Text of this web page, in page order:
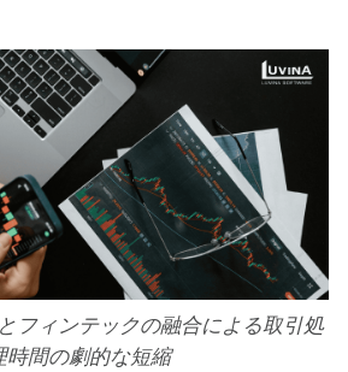
フィンテックの融合による取引処
時間の劇的な短縮